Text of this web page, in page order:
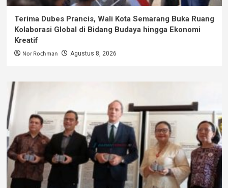
Terima Dubes Prancis, Wali Kota Semarang Buka Ruang
Kolaborasi Global di Bidang Budaya hingga Ekonomi
Kreatif
Nor Rochman Agustus 8, 2026